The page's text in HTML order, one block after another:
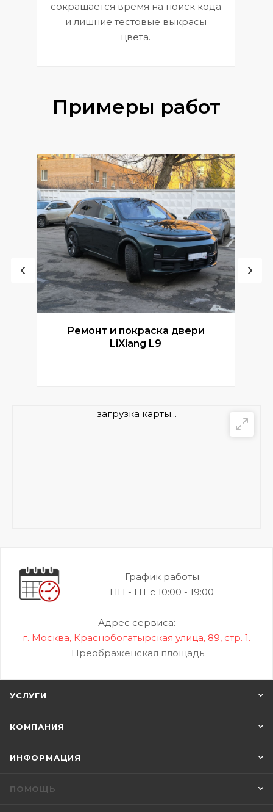
сокращается время на поиск кода
и лишние тестовые выкрасы
цвета.
Примеры работ
Ремонт и покраска двери
LiXiang L9
загрузка карты...
График работы
ПН - ПТ с 10:00 - 19:00
Адрес сервиса:
г. Москва, Краснобогатырская улица, 89, стр. 1.
Преображенская площадь
УСЛУГИ
КОМПАНИЯ
ИНФОРМАЦИЯ
ПОМОЩЬ